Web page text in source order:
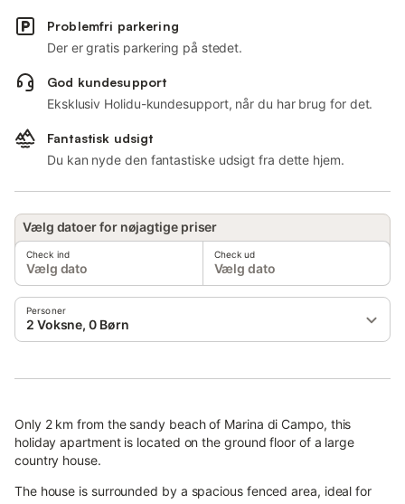
Problemfri parkering
Der er gratis parkering på stedet.
God kundesupport
Eksklusiv Holidu-kundesupport, når du har brug for det.
Fantastisk udsigt
Du kan nyde den fantastiske udsigt fra dette hjem.
Vælg datoer for nøjagtige priser
Check ind
Vælg dato
Check ud
Vælg dato
Personer
2 Voksne, 0 Børn
Only 2 km from the sandy beach of Marina di Campo, this
holiday apartment is located on the ground floor of a large
country house.
The house is surrounded by a spacious fenced area, ideal for